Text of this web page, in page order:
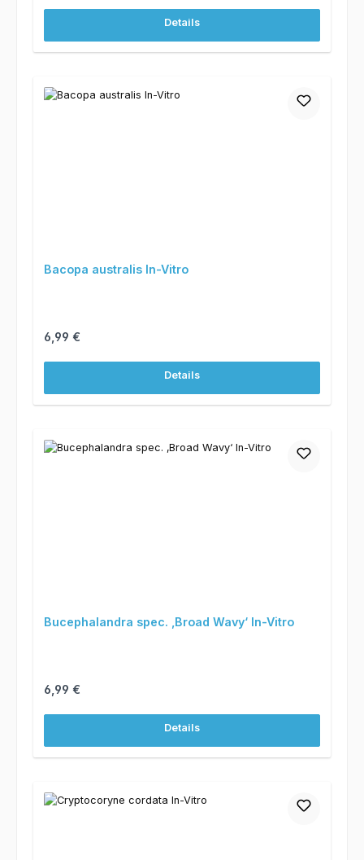
Details
Bacopa australis In-Vitro
Regulärer Preis:
6,99 €
Details
Bucephalandra spec. ‚Broad Wavy‘ In-Vitro
Regulärer Preis:
6,99 €
Details